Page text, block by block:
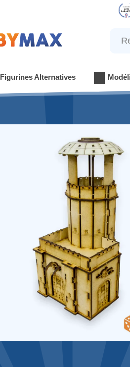
Figurines Alternatives